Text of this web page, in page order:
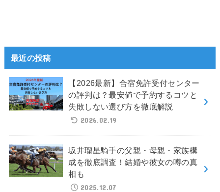
最近の投稿
【2026最新】合宿免許受付センター
の評判は？最安値で予約するコツと
失敗しない選び方を徹底解説
2026.02.19
坂井瑠星騎手の父親・母親・家族構
成を徹底調査！結婚や彼女の噂の真
相も
2025.12.07